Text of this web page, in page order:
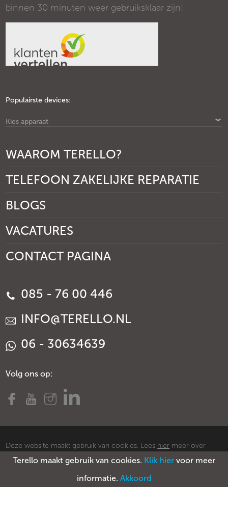
Terello maakt gebruik van cookies. Klik hier voor meer
informatie. Akkoord
binnen 30 minuten weer gebruiksklaar zijn!
Populairste devices:
Kies apparaat
WAAROM TERELLO?
TELEFOON ZAKELIJKE REPARATIE
BLOGS
VACATURES
CONTACT PAGINA
085 - 76 00 446
INFO@TERELLO.NL
06 - 30634639
Volg ons op:
Deze website maakt gebruik van cookies. Lees hier meer over
cookies.
Voorwaarden Privacy policy